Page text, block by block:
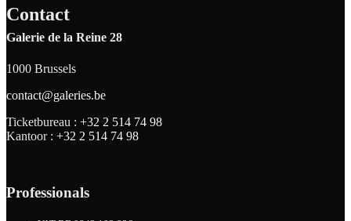
Contact
Galerie de la Reine 28
1000 Brussels
contact@galeries.be
Ticketbureau : +32 2 514 74 98
Kantoor : +32 2 514 74 98
Professionals